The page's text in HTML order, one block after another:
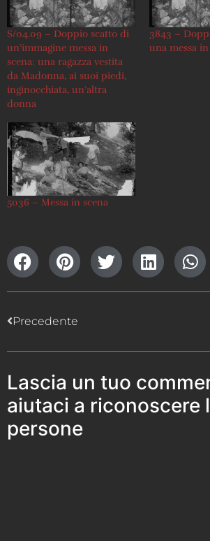
S/04.09 – Doppio scatto di
un’immagine messa in
scena: una ragazza vestita
da Madonna, ai suoi piedi,
inginocchiata, un’altra
donna
3843 –
una messa
5036 – Messa in scena
Precedente
Lascia un tuo
aiutaci a riconoscere
persone